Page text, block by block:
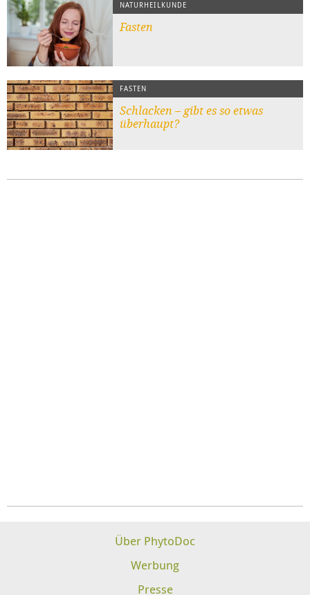
NATURHEILKUNDE
Fasten
FASTEN
Schlacken – gibt es so etwas
überhaupt?
Über PhytoDoc
Werbung
Presse